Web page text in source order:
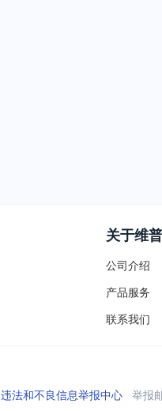
关于维普
公司介绍
产品服务
联系我们
违法和不良信息举报中心举报